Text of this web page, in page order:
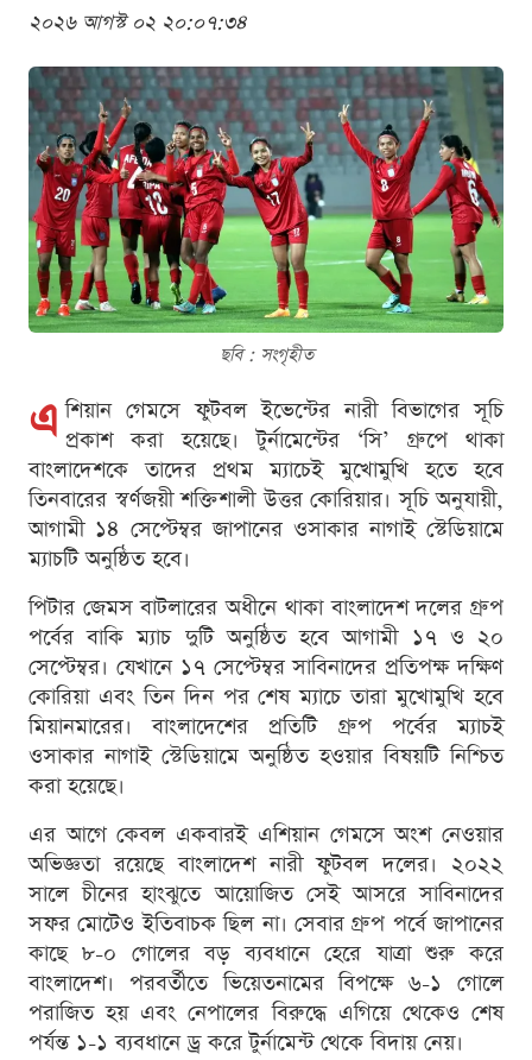
২০২৬ আগস্ট ০২ ২০:০৭:৩৪
ছবি : সংগৃহীত
এ শিয়ান গেমসে ফুটবল ইভেন্টের নারী বিভাগের সূচি
প্রকাশ করা হয়েছে। টুর্নামেন্টের ‘সি’ গ্রুপে থাকা
বাংলাদেশকে তাদের প্রথম ম্যাচেই মুখোমুখি হতে হবে
তিনবারের স্বর্ণজয়ী শক্তিশালী উত্তর কোরিয়ার। সূচি অনুযায়ী,
আগামী ১৪ সেপ্টেম্বর জাপানের ওসাকার নাগাই স্টেডিয়ামে
ম্যাচটি অনুষ্ঠিত হবে।
পিটার জেমস বাটলারের অধীনে থাকা বাংলাদেশ দলের গ্রুপ
পর্বের বাকি ম্যাচ দুটি অনুষ্ঠিত হবে আগামী ১৭ ও ২০
সেপ্টেম্বর। যেখানে ১৭ সেপ্টেম্বর সাবিনাদের প্রতিপক্ষ দক্ষিণ
কোরিয়া এবং তিন দিন পর শেষ ম্যাচে তারা মুখোমুখি হবে
মিয়ানমারের। বাংলাদেশের প্রতিটি গ্রুপ পর্বের ম্যাচই
ওসাকার নাগাই স্টেডিয়ামে অনুষ্ঠিত হওয়ার বিষয়টি নিশ্চিত
করা হয়েছে।
এর আগে কেবল একবারই এশিয়ান গেমসে অংশ নেওয়ার
অভিজ্ঞতা রয়েছে বাংলাদেশ নারী ফুটবল দলের। ২০২২
সালে চীনের হাংঝুতে আয়োজিত সেই আসরে সাবিনাদের
সফর মোটেও ইতিবাচক ছিল না। সেবার গ্রুপ পর্বে জাপানের
কাছে ৮-০ গোলের বড় ব্যবধানে হেরে যাত্রা শুরু করে
বাংলাদেশ। পরবর্তীতে ভিয়েতনামের বিপক্ষে ৬-১ গোলে
পরাজিত হয় এবং নেপালের বিরুদ্ধে এগিয়ে থেকেও শেষ
পর্যন্ত ১-১ ব্যবধানে ড্র করে টুর্নামেন্ট থেকে বিদায় নেয়।